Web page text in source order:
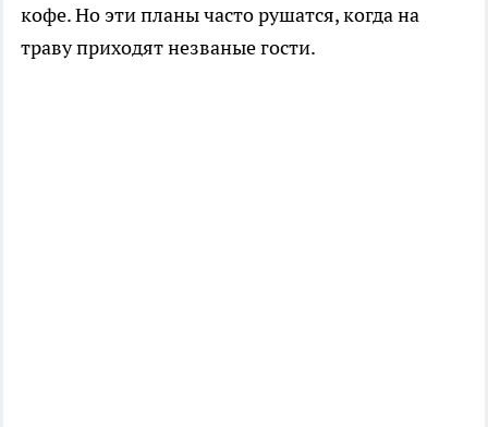
кофе. Но эти планы часто рушатся, когда на
траву приходят незваные гости.